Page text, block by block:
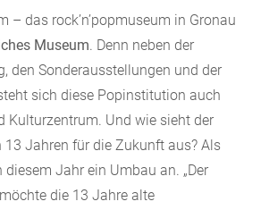
– das rock’n’popmuseum in Gronau
Museum. Denn neben der
den Sonderausstellungen und der
sich diese Popinstitution auch
Kulturzentrum. Und wie sieht der
Jahren für die Zukunft aus? Als
Jahr ein Umbau an. „Der
die 13 Jahre alte